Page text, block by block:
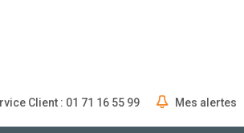
Client : 01 71 16 55 99 Mes alertes